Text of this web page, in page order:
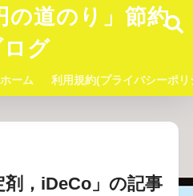
の道のり」節約
グ
ホーム 利用規約(プライバシーポリ
剤，iDeCo」の記事